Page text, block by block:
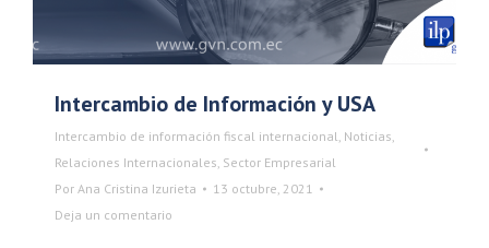
Intercambio de Información y USA
Intercambio de información fiscal internacional, Noticias,
Relaciones Internacionales, Sector Empresarial
Por Ana Cristina Izurieta
13 octubre, 2021
Deja un comentario